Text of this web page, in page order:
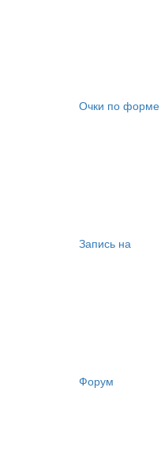
Очки по форме
Запись на
Форум